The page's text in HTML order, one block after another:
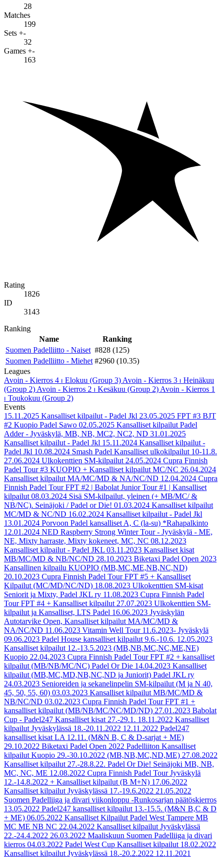
28
Matches
199
Sets +-
32
Games +-
163
Rating
1826
ID
3143
Ranking
Name
Ranking
Suomen Padelliitto - Naiset #828 (125)
Suomen Padelliitto - Miehet #2960 (10.35)
Leagues
Avoin - Kierros 4 ⏐ Elokuu (Group 3) Avoin - Kierros 3 ⏐ Heinäkuu
(Group 2) Avoin - Kierros 2 ⏐ Kesäkuu (Group 2) Avoin - Kierros 1
⏐ Toukokuu (Group 2)
Events
15.11.2025 Kansalliset kilpailut - Padel Jkl 23.05.2025 FPT #3 BJT
#2 Kuopio Padel Sawo 02.05.2025 Kansalliset kilpailut Padel
Adder - Jyväskylä, MB, NB, MC2, NC2, ND 31.01.2025
Kansalliset kilpailut - Padel Jkl 15.11.2024 Kansalliset kilpailut -
Padel Jkl 10.08.2024 Smash Padel Kansalliset ulkokilpailut 10-11.8.
27.06.2024 Ulkokenttien SM-kilpailut 24.05.2024 Cupra Finnish
Padel Tour #3 KUOPIO + Kansalliset kilpailut MC/NC 26.04.2024
Kansalliset kilpailut MA/MC/MD & NA/NC/ND 12.04.2024 Cupra
Finnish Padel Tour FPT #2 | Babolat Junior Tour #1 | Kansalliset
kilpailut 08.03.2024 Sisä SM-kilpailut, yleinen (+ MB/MC/ &
NB/NC). Seinäjoki / Padel or Die! 01.03.2024 Kansalliset kilpailut
MC/MD & NC/ND 16.02.2024 Kansalliset kilpailut - Padel Jkl
13.01.2024 Porvoon Padel kansalliset A, C (la-su) *Rahapalkinto
12.01.2024 NED Raspberry Strong Winter Tour - Jyväskylä - ME,
NE, Mixty harraste, Mixty kokeneet, MC, NC 08.12.2023
Kansalliset kilpailut - Padel JKL 03.11.2023 Kansalliset kisat
MB/MC/MD & NB/NC/ND 28.10.2023 Biketaxi Padel Open 2023
Kansallinen kilpailu KUOPIO (MB,MC,ME,NB,NC,ND)
20.10.2023 Cupra Finnish Padel Tour FPT #5 + Kansalliset
Kilpailut (MC/MD/NC/ND) 18.08.2023 Ulkokenttien SM-kisat
Seniorit ja Mixty, Padel JKL ry 11.08.2023 Cupra Finnish Padel
Tour FPT #4 + Kansalliset kilpailut 27.07.2023 Ulkokenttien SM-
kilpailut ja Kansalliset, LTS Padel 16.06.2023 Jyväskylän
Autotarvike Open, Kansalliset kilpailut MA/MC/MD &
NA/NC/ND 11.06.2023 Vitamin Well Tour 11.6.2023- Jyväskylä
09.06.2023 Padel House kansalliset kilpailut 9.6.-10.6. 12.05.2023
Kansalliset kilpailut 12.-13.5.2023 (MB,NB,MC,NC,ME,NE)
Kuopio 22.04.2023 Cupra Finnish Padel Tour FPT #2 + kansalliset
kilpailut (MB/NB/MC/NC) Padel Or Die 14.04.2023 Kansalliset
kilpailut (MB,MC,MD,NB,NC,ND ja Juniorit) Padel JKL ry
24.03.2023 Senioreiden ja sekanelinpelin SM-kilpailut (M ja N 40,
45, 50, 55, 60) 03.03.2023 Kansalliset kilpailut MB/MC/MD &
NB/NC/ND 03.02.2023 Cupra Finnish Padel Tour FPT #1 +
kansalliset kilpailut (MB/NB/MC/NC/MD/ND) 27.01.2023 Babolat
Cup - Padel247 Kansalliset kisat 27.-29.1. 18.11.2022 Kansalliset
kilpailut Jyväskylässä 18.-20.11.2022 12.11.2022 Padel247
kansalliset kisat LA 12.11. (M&N B, C & D-sarjat + ME)
29.10.2022 Biketaxi Padel Open 2022 Padelliiton Kansalliset
kilpailut Kuopio 29.-30.10.2022 (MB,NB,MC,ND,ME) 27.08.2022
Kansalliset kilpailut 27.-28.8.22. Padel Or Die! Seinäjoki MB, NB,
MC, NC, ME 12.08.2022 Cupra Finnish Padel Tour Jyväskylä
12.-14.8.2022 + Kansalliset kilpailut (B M+N) 17.06.2022
Kansalliset kilpailut Jyväskylässä 17.-19.6.2022 21.05.2022
Suomen Padelliiga ja divari viikonloppu -Runkosarjan päätöskierros
13.05.2022 Padel247 kansalliset kilpailut 13.-15.5. (M&N B,C & D
+ ME) 06.05.2022 Kansalliset Kilpailut Padel West Tampere MB
MC ME NB NC 22.04.2022 Kansalliset kilpailut Jyväskylässä
22.-24.4.2022 26.03.2022 Maaliskuun Suomen Padelliiga ja divari
kierros 04.03.2022 Padel West Cup Kansalliset kilpailut 18.02.2022
Kansalliset kilpailut Jyväskylässä 18.-20.2.2022 12.11.2021